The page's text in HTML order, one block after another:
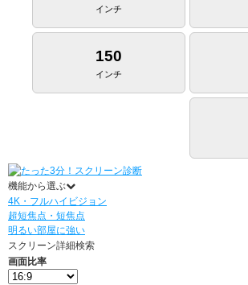
インチ
150
インチ
機能から選ぶ
4K・フルハイビジョン
超短焦点・短焦点
明るい部屋に強い
スクリーン詳細検索
画面比率